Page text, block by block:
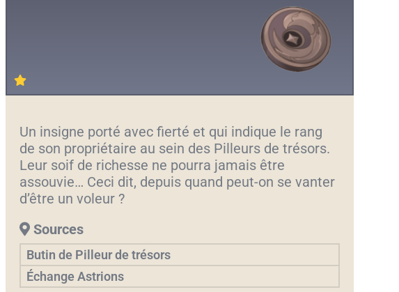
Un insigne porté avec fierté et qui indique le rang
de son propriétaire au sein des Pilleurs de trésors.
Leur soif de richesse ne pourra jamais être
assouvie… Ceci dit, depuis quand peut-on se vanter
d’être un voleur ?
Sources
Butin de Pilleur de trésors
Échange Astrions